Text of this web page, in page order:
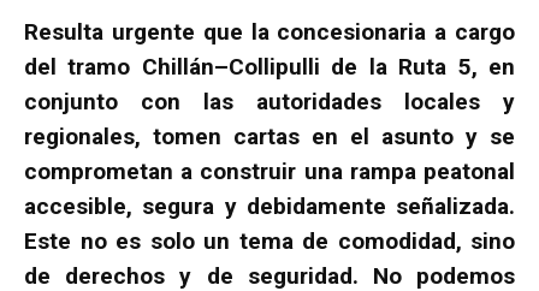
Resulta urgente que la concesionaria a cargo
del tramo Chillán–Collipulli de la Ruta 5, en
conjunto con las autoridades locales y
regionales, tomen cartas en el asunto y se
comprometan a construir una rampa peatonal
accesible, segura y debidamente señalizada.
Este no es solo un tema de comodidad, sino
de derechos y de seguridad. No podemos